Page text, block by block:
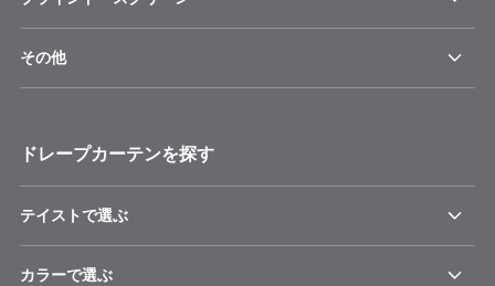
その他
ドレープカーテンを探す
テイストで選ぶ
カラーで選ぶ